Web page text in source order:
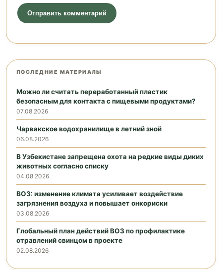
ПОСЛЕДНИЕ МАТЕРИАЛЫ
Можно ли считать переработанный пластик
безопасным для контакта с пищевыми продуктами?
07.08.2026
Чарвакское водохранилище в летний зной
06.08.2026
В Узбекистане запрещена охота на редкие виды диких
животных согласно списку
04.08.2026
ВОЗ: изменение климата усиливает воздействие
загрязнения воздуха и повышает онкориски
03.08.2026
Глобальный план действий ВОЗ по профилактике
отравлений свинцом в проекте
02.08.2026